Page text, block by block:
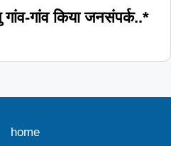
गांव-गांव किया जनसंपर्क..*
home